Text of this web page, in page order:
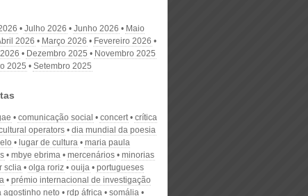
Julho 2026 Junho 2026
Maio
2026 Março 2026
Fevereiro 2026
Dezembro 2025
Novembro 2025
2025
Setembro 2025
comunicação social concert
crítica
operators
dia mundial da poesia
lugar de cultura
maria paula
mbye ebrima mercenários
minorias
sclia
olga roriz ouija
portugueses
prémio internacional de investigação
agostinho neto
rdp áfrica
somália